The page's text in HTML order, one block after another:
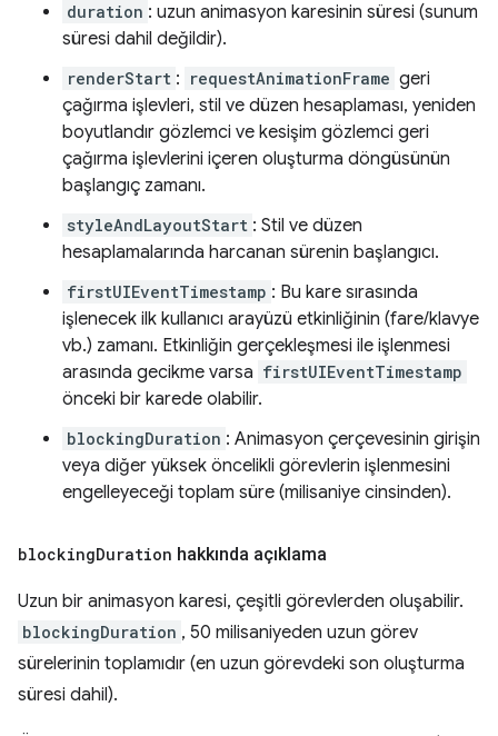
duration : uzun animasyon karesinin süresi (sunum
süresi dahil değildir).
renderStart : requestAnimationFrame geri
çağırma işlevleri, stil ve düzen hesaplaması, yeniden
boyutlandır gözlemci ve kesişim gözlemci geri
çağırma işlevlerini içeren oluşturma döngüsünün
başlangıç zamanı.
styleAndLayoutStart : Stil ve düzen
hesaplamalarında harcanan sürenin başlangıcı.
firstUIEventTimestamp : Bu kare sırasında
işlenecek ilk kullanıcı arayüzü etkinliğinin (fare/klavye
vb.) zamanı. Etkinliğin gerçekleşmesi ile işlenmesi
arasında gecikme varsa firstUIEventTimestamp
önceki bir karede olabilir.
blockingDuration : Animasyon çerçevesinin girişin
veya diğer yüksek öncelikli görevlerin işlenmesini
engelleyeceği toplam süre (milisaniye cinsinden).
blockingDuration hakkında açıklama
Uzun bir animasyon karesi, çeşitli görevlerden oluşabilir.
blockingDuration , 50 milisaniyeden uzun görev
sürelerinin toplamıdır (en uzun görevdeki son oluşturma
süresi dahil).